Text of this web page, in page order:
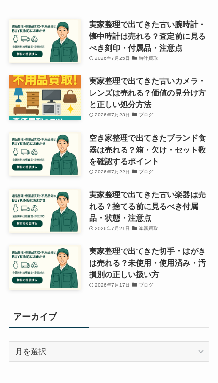
実家整理で出てきた古い腕時計・
懐中時計は売れる？査定前に見る
べき刻印・付属品・注意点
2026年7月25日 時計買取
実家整理で出てきた古いカメラ・
レンズは売れる？価値の見分け方
と正しい処分方法
2026年7月23日 ブログ
空き家整理で出てきたブランド食
器は売れる？箱・欠け・セット数
を確認するポイント
2026年7月22日 ブログ
実家整理で出てきた古い楽器は売
れる？捨てる前に見るべき付属
品・状態・注意点
2026年7月21日 楽器買取
実家整理で出てきた切手・はがき
は売れる？未使用・使用済み・汚
損別の正しい扱い方
2026年7月17日 ブログ
アーカイブ